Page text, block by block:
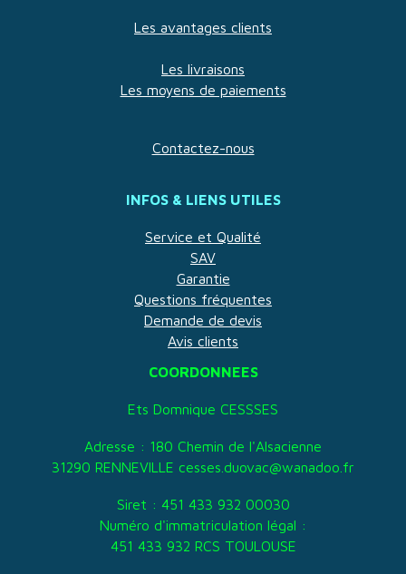
Les avantages clients
Les livraisons
Les moyens de paiements
Contactez-nous
INFOS & LIENS UTILES
Service et Qualité
SAV
Garantie
Questions fréquentes
Demande de devis
Avis clients
COORDONNEES
Ets Domnique CESSSES
Adresse : 180 Chemin de l'Alsacienne
31290 RENNEVILLE cesses.duovac@wanadoo.fr
Siret : 451 433 932 00030
Numéro d'immatriculation légal :
451 433 932 RCS TOULOUSE